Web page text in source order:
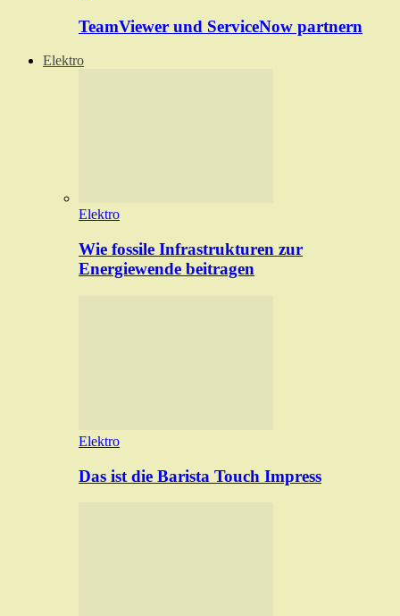
TeamViewer und ServiceNow partnern
Elektro
Elektro
Wie fossile Infrastrukturen zur
Energiewende beitragen
Elektro
Das ist die Barista Touch Impress